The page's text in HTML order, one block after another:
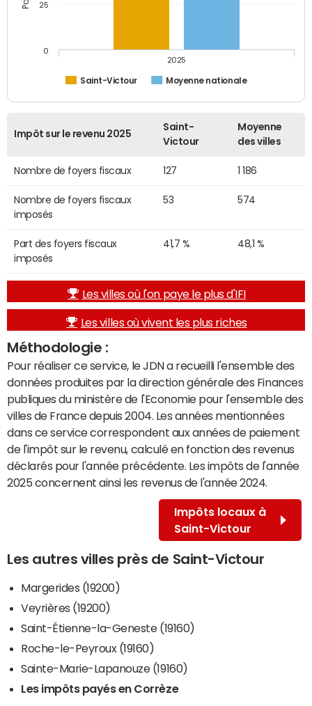
Saint-Victour Moyenne nationale
2025
0
25
Impôt sur le revenu 2025
Saint-
Victour
Moyenne
des villes
Nombre de foyers fiscaux 127 1 186
Nombre de foyers fiscaux
imposés
53 574
Part des foyers fiscaux
imposés
41,7 % 48,1 %
Les villes où l'on paye le plus d'IFI
Les villes où vivent les plus riches
Méthodologie :
Pour réaliser ce service, le JDN a recueilli l'ensemble des
données produites par la direction générale des Finances
publiques du ministère de l'Economie pour l'ensemble des
villes de France depuis 2004. Les années mentionnées
dans ce service correspondent aux années de paiement
de l'impôt sur le revenu, calculé en fonction des revenus
déclarés pour l'année précédente. Les impôts de l'année
2025 concernent ainsi les revenus de l'année 2024.
Impôts locaux à
Saint-Victour
Les autres villes près de Saint-Victour
Margerides (19200)
Veyrières (19200)
Saint-Étienne-la-Geneste (19160)
Roche-le-Peyroux (19160)
Sainte-Marie-Lapanouze (19160)
Les impôts payés en Corrèze